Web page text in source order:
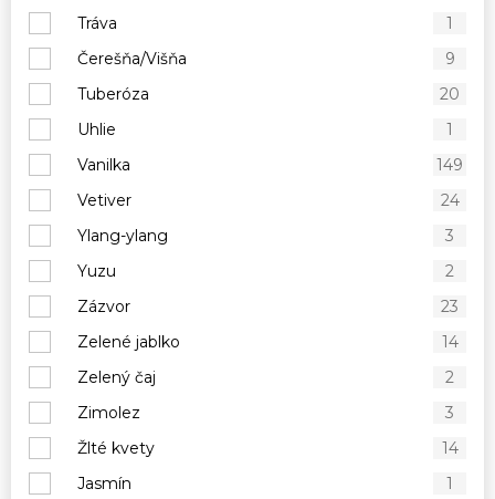
Tráva
1
Čerešňa/Višňa
9
Tuberóza
20
Uhlie
1
Vanilka
149
Vetiver
24
Ylang-ylang
3
Yuzu
2
Zázvor
23
Zelené jablko
14
Zelený čaj
2
Zimolez
3
Žlté kvety
14
Jasmín
1